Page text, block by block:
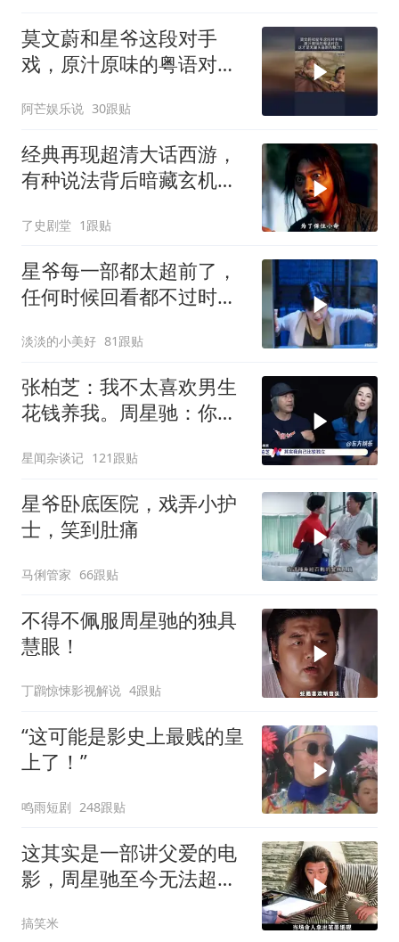
莫文蔚和星爷这段对手
戏，原汁原味的粤语对
魅力！
阿芒娱乐说 30跟贴
经典再现超清大话西游，
有种说法背后暗藏玄机，
了史剧堂 1跟贴
星爷每一部都太超前了，
任何时候回看都不过时，
淡淡的小美好 81跟贴
张柏芝：我不太喜欢男生
花钱养我。周星驰：你不
星闻杂谈记 121跟贴
星爷卧底医院，戏弄小护
士，笑到肚痛
马俐管家 66跟贴
不得不佩服周星驰的独具
慧眼！
丁鸊惊悚影视解说 4跟贴
“这可能是影史上最贱的皇
上了！”
鸣雨短剧 248跟贴
这其实是一部讲父爱的电
影，周星驰至今无法超越
搞笑米